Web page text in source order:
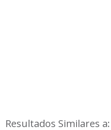
Resultados Similares a: